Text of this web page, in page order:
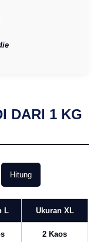
DARI 1 KG
Hitung
L Ukuran XL
2 Kaos